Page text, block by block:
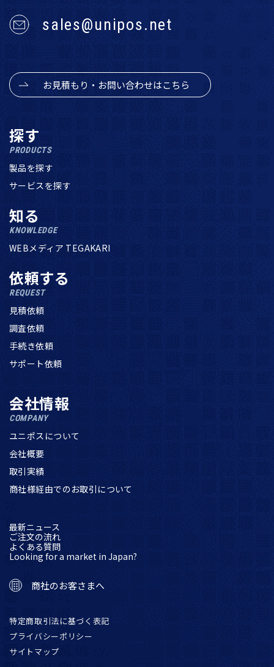
sales@unipos.net
お見積もり・お問い合わせはこちら
探す
PRODUCTS
製品を探す
サービスを探す
知る
KNOWLEDGE
WEBメディア TEGAKARI
依頼する
REQUEST
見積依頼
調査依頼
手続き依頼
サポート依頼
会社情報
COMPANY
ユニポスについて
会社概要
取引実績
商社様経由でのお取引について
最新ニュース
ご注文の流れ
よくある質問
Looking for a market in Japan?
商社のお客さまへ
特定商取引法に基づく表記
プライバシーポリシー
サイトマップ